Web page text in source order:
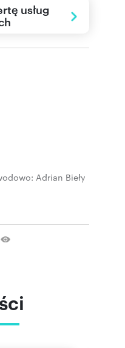
usług
Adrian Bieły